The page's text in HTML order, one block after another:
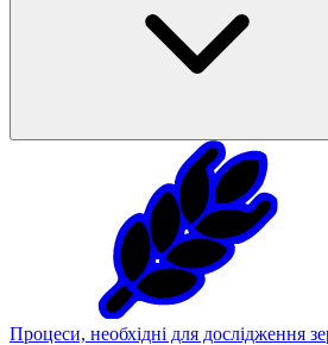
Процеси, необхідні для дослідження